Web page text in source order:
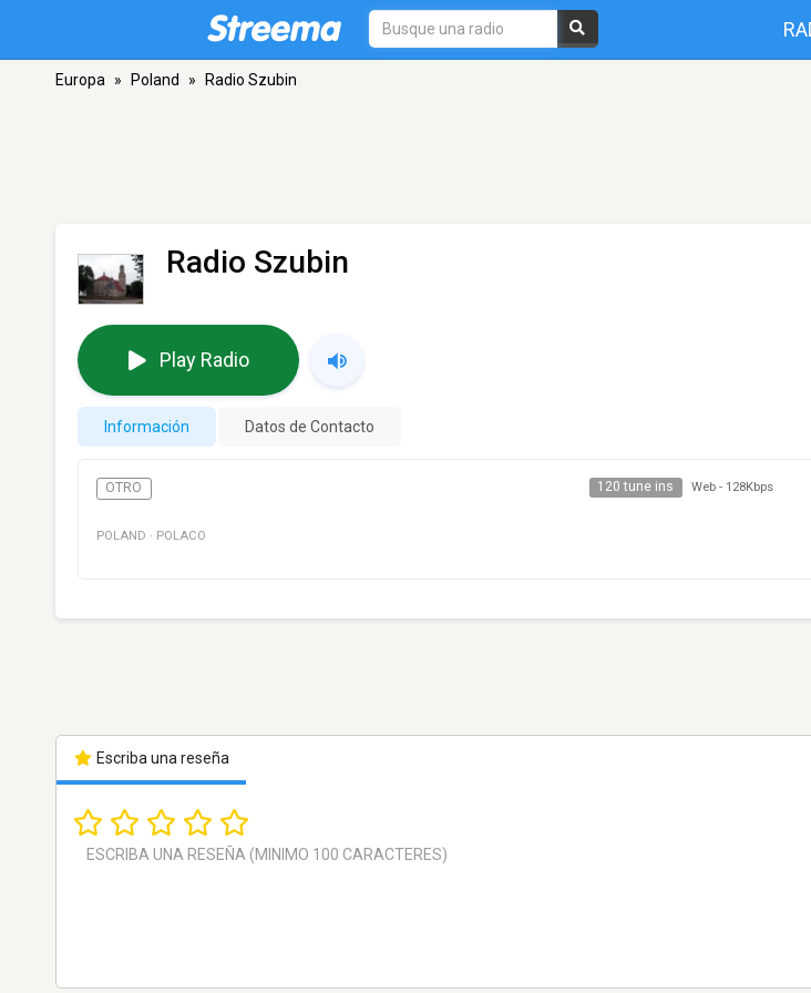
Europa » Poland » Radio Szubin
Radio Szubin
Play Radio
Información Datos de Contacto
OTRO 120 tune ins Web - 128Kbps
POLAND · POLACO
Escriba una reseña